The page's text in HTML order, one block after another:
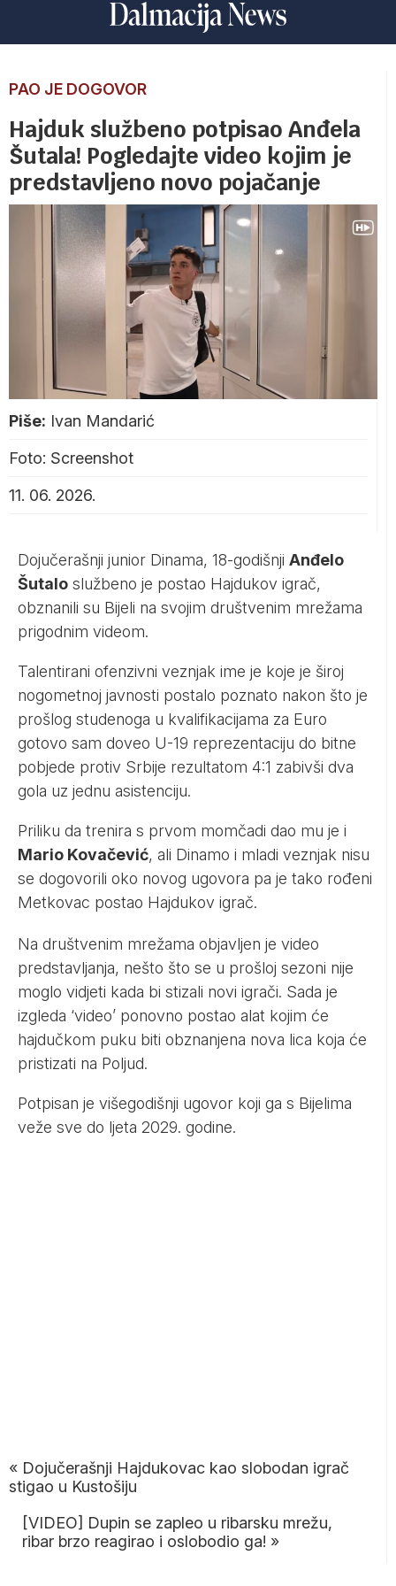
PAO JE DOGOVOR
Hajduk službeno potpisao Anđela
Šutala! Pogledajte video kojim je
predstavljeno novo pojačanje
Piše: Ivan Mandarić
Foto: Screenshot
11. 06. 2026.
Dojučerašnji junior Dinama, 18-godišnji Anđelo
Šutalo službeno je postao Hajdukov igrač,
obznanili su Bijeli na svojim društvenim mrežama
prigodnim videom.
Talentirani ofenzivni veznjak ime je koje je široj
nogometnoj javnosti postalo poznato nakon što je
prošlog studenoga u kvalifikacijama za Euro
gotovo sam doveo U-19 reprezentaciju do bitne
pobjede protiv Srbije rezultatom 4:1 zabivši dva
gola uz jednu asistenciju.
Priliku da trenira s prvom momčadi dao mu je i
Mario Kovačević, ali Dinamo i mladi veznjak nisu
se dogovorili oko novog ugovora pa je tako rođeni
Metkovac postao Hajdukov igrač.
Na društvenim mrežama objavljen je video
predstavljanja, nešto što se u prošloj sezoni nije
moglo vidjeti kada bi stizali novi igrači. Sada je
izgleda ‘video’ ponovno postao alat kojim će
hajdučkom puku biti obznanjena nova lica koja će
pristizati na Poljud.
Potpisan je višegodišnji ugovor koji ga s Bijelima
veže sve do ljeta 2029. godine.
« Dojučerašnji Hajdukovac kao slobodan igrač
stigao u Kustošiju
[VIDEO] Dupin se zapleo u ribarsku mrežu,
ribar brzo reagirao i oslobodio ga! »